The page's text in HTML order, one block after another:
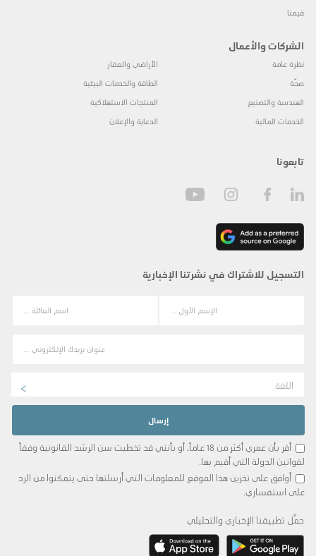
قيمنا
الشركات والأعمال
نظرة عامة
صحّة
الهندسة والتصنيع
الخدمات المالية
الأراضي والعقار
الطاقة والخدمات البيئية
المنتجات الاستهلاكية
الدعاية والإعلان
تابعونا
التسجيل للاشتراك في نشرتنا الإخبارية
اللغة
أقر بأن عمري أكثر من 18 عاماً، أو بأنني قد تخطيت سن الرشد القانونية وفقاً
لقوانين الدولة التي أقيم بها.
أوافق على تخزين هذا الموقع للمعلومات التي أرسلتها حتى يتمكنوا من الرد
على استفساري.
حمِّل تطبيقنا الإخباري والتحليلي